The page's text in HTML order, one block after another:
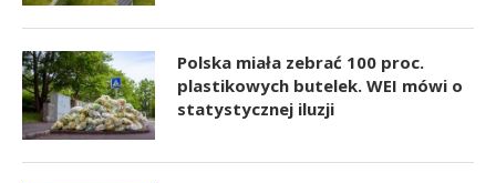
Polska miała zebrać 100 proc.
plastikowych butelek. WEI mówi o
statystycznej iluzji